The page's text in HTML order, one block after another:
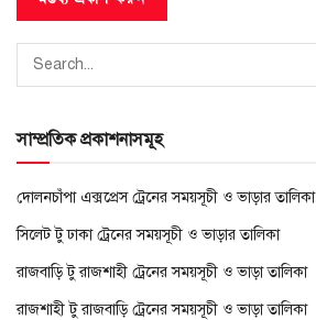
সাম্প্রতিক প্রকাশনাসমূহ
দোলনচাঁপা এক্সপ্রেস ট্রেনের সময়সূচী ও ভাড়ার তালিকা
সিলেট টু ঢাকা ট্রেনের সময়সূচী ও ভাড়ার তালিকা
রাজবাড়ি টু রাজশাহী ট্রেনের সময়সূচী ও ভাড়া তালিকা
রাজশাহী টু রাজবাড়ি ট্রেনের সময়সূচী ও ভাড়া তালিকা